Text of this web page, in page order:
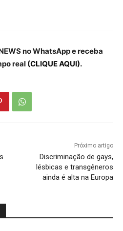
no WhatsApp e receba
real (CLIQUE AQUI).
Próximo artigo
Discriminação de gays,
lésbicas e transgêneros
ainda é alta na Europa